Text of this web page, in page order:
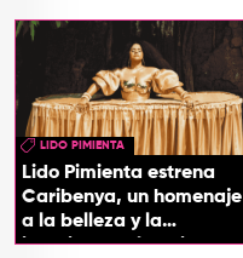
LIDO PIMIENTA
Lido Pimienta estrena
Caribenya, un homenaje
a la belleza y la
identidad del Caribe